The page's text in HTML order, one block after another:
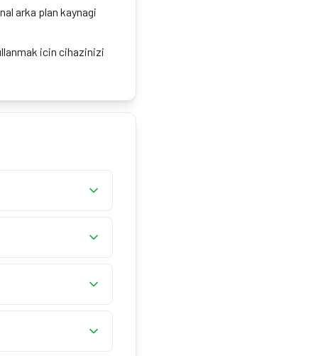
arka plan kaynagi
icin cihazinizi
edilir; cunku
takili
arka